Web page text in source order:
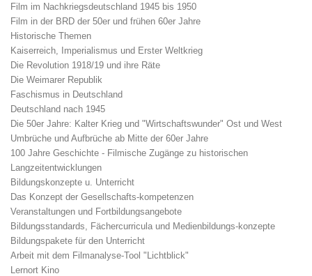
Film im Nachkriegsdeutschland 1945 bis 1950
Film in der BRD der 50er und frühen 60er Jahre
Historische Themen
Kaiserreich, Imperialismus und Erster Weltkrieg
Die Revolution 1918/19 und ihre Räte
Die Weimarer Republik
Faschismus in Deutschland
Deutschland nach 1945
Die 50er Jahre: Kalter Krieg und "Wirtschaftswunder" Ost und West
Umbrüche und Aufbrüche ab Mitte der 60er Jahre
100 Jahre Geschichte - Filmische Zugänge zu historischen
Langzeitentwicklungen
Bildungskonzepte u. Unterricht
Das Konzept der Gesellschafts-kompetenzen
Veranstaltungen und Fortbildungsangebote
Bildungsstandards, Fächercurricula und Medienbildungs-konzepte
Bildungspakete für den Unterricht
Arbeit mit dem Filmanalyse-Tool "Lichtblick"
Lernort Kino